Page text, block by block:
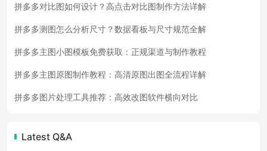
拼多多对比图如何设计？高点击对比图制作方法详解
拼多多测图怎么分析尺寸？数据看板与尺寸规范全解
拼多多主图小图模板免费获取：正规渠道与制作教程
拼多多主图原图制作教程：高清原图出图全流程详解
拼多多图片处理工具推荐：高效改图软件横向对比
Latest Q&A